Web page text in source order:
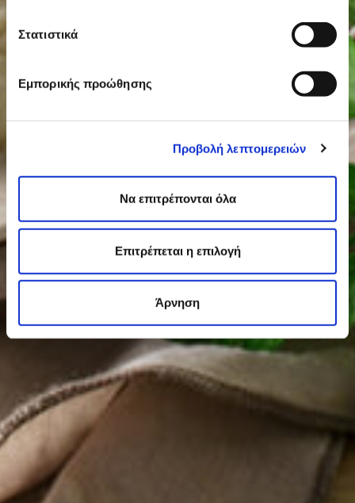
Στατιστικά
Εμπορικής προώθησης
Προβολή λεπτομερειών
Να επιτρέπονται όλα
Επιτρέπεται η επιλογή
Άρνηση